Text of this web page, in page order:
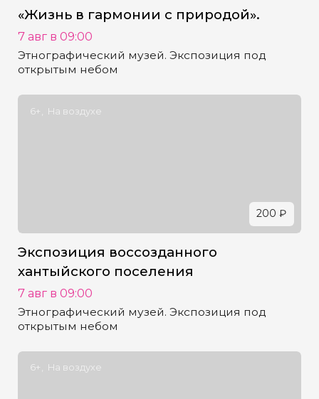
«Жизнь в гармонии с природой».
7 авг в 09:00
Этнографический музей. Экспозиция под
открытым небом
6+ На воздухе
200 ₽
Экспозиция воссозданного
хантыйского поселения
7 авг в 09:00
Этнографический музей. Экспозиция под
открытым небом
6+ На воздухе